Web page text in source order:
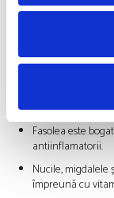
polifenoli.
împotriva
bogate în
pădure și
Fibrele din fulgi
integrale pot
Fasolea este
antiinflamatorii.
Nucile,
împreună cu